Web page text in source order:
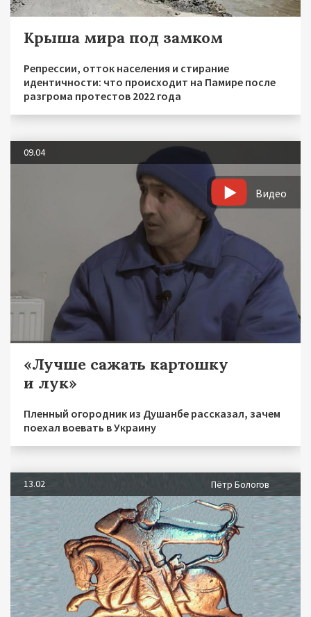
Крыша мира под замком
Репрессии, отток населения и стирание
идентичности: что происходит на Памире после
разгрома протестов 2022 года
09.04
Видео
«Лучше сажать картошку
и лук»
Пленный огородник из Душанбе рассказал, зачем
поехал воевать в Украину
13.02 Пётр Бологов